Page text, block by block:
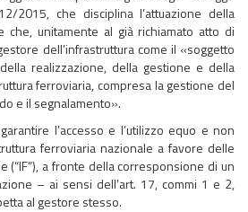
2015, che disciplina l’attuazione della
unitamente al già richiamato atto di
dell’infrastruttura come il «soggetto
realizzazione, della gestione e della
ferroviaria, compresa la gestione del
e il segnalamento».
l’accesso e l’utilizzo equo e non
ferroviaria nazionale a favore delle
(“IF”), a fronte della corresponsione di un
– ai sensi dell’art. 17, commi 1 e 2,
al gestore stesso.